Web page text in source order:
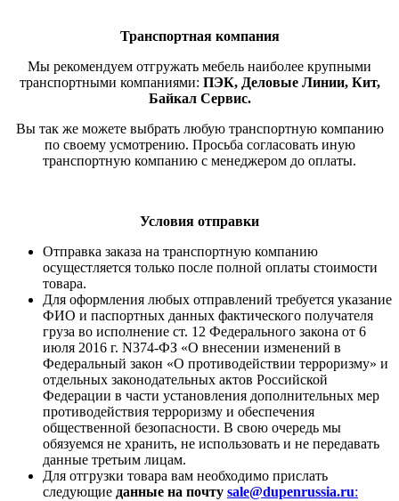
Транспортная компания
Мы рекомендуем отгружать мебель наиболее крупными
транспортными компаниями: ПЭК, Деловые Линии, Кит,
Байкал Сервис.
Вы так же можете выбрать любую транспортную компанию
по своему усмотрению. Просьба согласовать иную
транспортную компанию с менеджером до оплаты.
Условия отправки
Отправка заказа на транспортную компанию
осущестляется только после полной оплаты стоимости
товара.
Для оформления любых отправлений требуется указание
ФИО и паспортных данных фактического получателя
груза во исполнение ст. 12 Федерального закона от 6
июля 2016 г. N374-ФЗ «О внесении изменений в
Федеральный закон «О противодействии терроризму» и
отдельных законодательных актов Российской
Федерации в части установления дополнительных мер
противодействия терроризму и обеспечения
общественной безопасности. В свою очередь мы
обязуемся не хранить, не использовать и не передавать
данные третьим лицам.
Для отгрузки товара вам необходимо прислать
следующие данные на почту sale@dupenrussia.ru: